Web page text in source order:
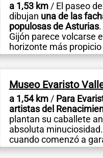
a 1,53 km/ El paseo
dibujan una de las
populosas de Asturias.
Gijón parece volcarse
horizonte más
Museo Evaristo
a 1,54 km/ Para
artistas del
plantan su caballete
absoluta
cuando comenzó a